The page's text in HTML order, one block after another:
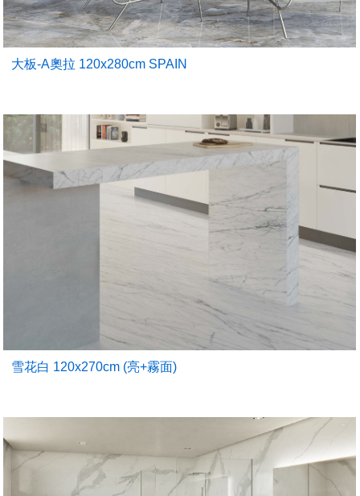
大板-A奧拉 120x280cm SPAIN
雪花白 120x270cm (亮+霧面)